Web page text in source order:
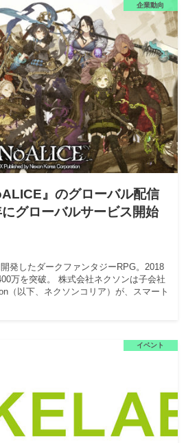
企業動向
』のグローバル配信
グローバルサービス開始
発したダークファンタジーRPG。2018
万を突破。 株式会社ネクソンは子会社
（以下、ネクソンコリア）が、スマート
イベント